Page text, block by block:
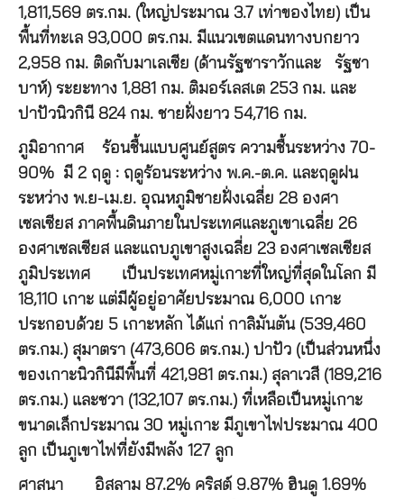
1,811,569 ตร.กม. (ใหญ่ประมาณ 3.7 เท่าของไทย) เป็น
พื้นที่ทะเล 93,000 ตร.กม. มีแนวเขตแดนทางบกยาว
2,958 กม. ติดกับมาเลเซีย (ด้านรัฐซาราวักและ รัฐซา
บาห์) ระยะทาง 1,881 กม. ติมอร์เลสเต 253 กม. และ
ปาปัวนิวกินี 824 กม. ชายฝั่งยาว 54,716 กม.
ภูมิอากาศ
ร้อนชื้นแบบศูนย์สูตร ความชื้นระหว่าง 70-
90% มี 2 ฤดู : ฤดูร้อนระหว่าง พ.ค.-ต.ค. และฤดูฝน
ระหว่าง พ.ย-เม.ย. อุณหภูมิชายฝั่งเฉลี่ย 28 องศา
เซลเซียส ภาคพื้นดินภายในประเทศและภูเขาเฉลี่ย 26
องศาเซลเซียส และแถบภูเขาสูงเฉลี่ย 23 องศาเซลเซียส
ภูมิประเทศ เป็นประเทศหมู่เกาะที่ใหญ่ที่สุดในโลก มี
18,110 เกาะ แต่มีผู้อยู่อาศัยประมาณ 6,000 เกาะ
ประกอบด้วย 5 เกาะหลัก ได้แก่ กาลิมันตัน (539,460
ตร.กม.) สุมาตรา (473,606 ตร.กม.) ปาปัว (เป็นส่วนหนึ่ง
ของเกาะนิวกินีมีพื้นที่ 421,981 ตร.กม.) สุลาเวสี (189,216
ตร.กม.) และชวา (132,107 ตร.กม.) ที่เหลือเป็นหมู่เกาะ
ขนาดเล็กประมาณ 30 หมู่เกาะ มีภูเขาไฟประมาณ 400
ลูก เป็นภูเขาไฟที่ยังมีพลัง 127 ลูก
ศาสนา
อิสลาม 87.2% คริสต์ 9.87% ฮินดู 1.69%